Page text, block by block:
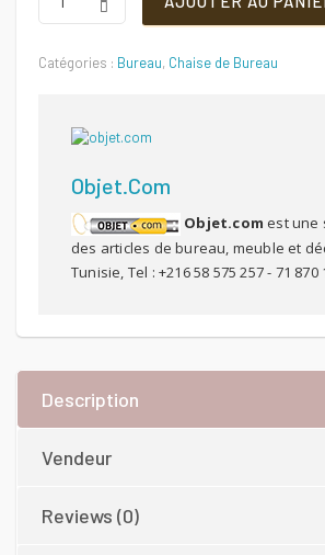
MONACO
DB
Catégories : Bureau, Chaise de Bureau
Objet.com
Objet.com est une
des articles de bureau, meuble et
Tunisie, Tel : +216 58 575 257 - 71 870
Description
Vendeur
Reviews (0)